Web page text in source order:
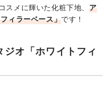
スメに輝いた化粧下地、ア
ィラーベース」です！
オ「ホワイトフィ